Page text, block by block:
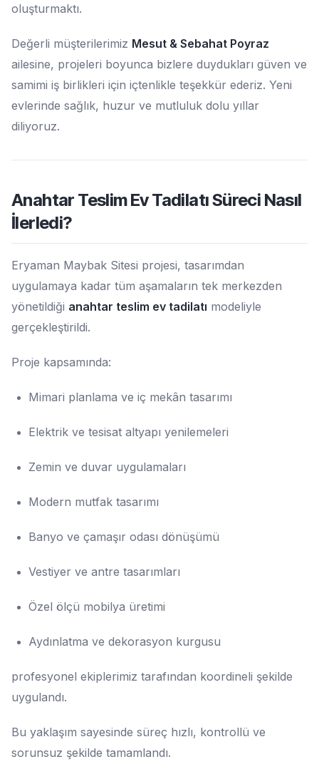
oluşturmaktı.
Değerli müşterilerimiz Mesut & Sebahat Poyraz
ailesine, projeleri boyunca bizlere duydukları güven ve
samimi iş birlikleri için içtenlikle teşekkür ederiz. Yeni
evlerinde sağlık, huzur ve mutluluk dolu yıllar
diliyoruz.
Anahtar Teslim Ev Tadilatı Süreci Nasıl
İlerledi?
Eryaman Maybak Sitesi projesi, tasarımdan
uygulamaya kadar tüm aşamaların tek merkezden
yönetildiği anahtar teslim ev tadilatı modeliyle
gerçekleştirildi.
Proje kapsamında:
Mimari planlama ve iç mekân tasarımı
Elektrik ve tesisat altyapı yenilemeleri
Zemin ve duvar uygulamaları
Modern mutfak tasarımı
Banyo ve çamaşır odası dönüşümü
Vestiyer ve antre tasarımları
Özel ölçü mobilya üretimi
Aydınlatma ve dekorasyon kurgusu
profesyonel ekiplerimiz tarafından koordineli şekilde
uygulandı.
Bu yaklaşım sayesinde süreç hızlı, kontrollü ve
sorunsuz şekilde tamamlandı.